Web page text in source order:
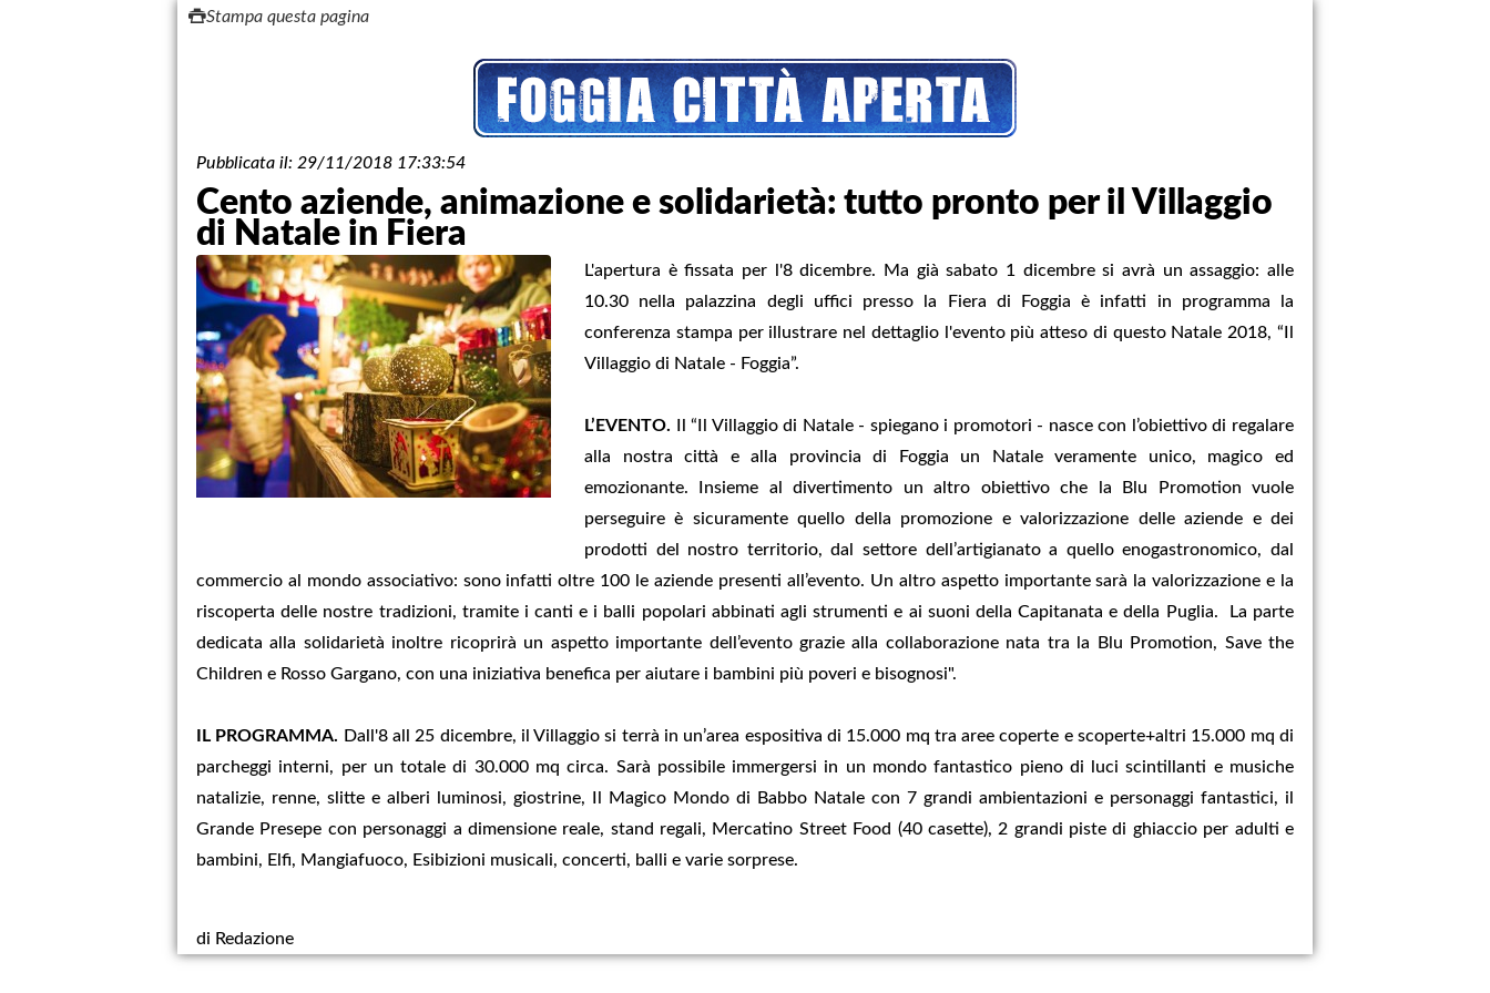
Stampa questa pagina
Pubblicata il: 29/11/2018 17:33:54
Cento aziende, animazione e solidarietà: tutto pronto per il Villaggio
di Natale in Fiera
L'apertura è fissata per l'8 dicembre. Ma già sabato 1 dicembre si avrà un assaggio: alle
10.30 nella palazzina degli uffici presso la Fiera di Foggia è infatti in programma la
conferenza stampa per illustrare nel dettaglio l'evento più atteso di questo Natale 2018, “Il
Villaggio di Natale - Foggia”.
L’EVENTO. Il “Il Villaggio di Natale - spiegano i promotori - nasce con l’obiettivo di regalare
alla nostra città e alla provincia di Foggia un Natale veramente unico, magico ed
emozionante. Insieme al divertimento un altro obiettivo che la Blu Promotion vuole
perseguire è sicuramente quello della promozione e valorizzazione delle aziende e dei
prodotti del nostro territorio, dal settore dell’artigianato a quello enogastronomico, dal
commercio al mondo associativo: sono infatti oltre 100 le aziende presenti all’evento. Un altro aspetto importante sarà la valorizzazione e la
riscoperta delle nostre tradizioni, tramite i canti e i balli popolari abbinati agli strumenti e ai suoni della Capitanata e della Puglia. La parte
dedicata alla solidarietà inoltre ricoprirà un aspetto importante dell’evento grazie alla collaborazione nata tra la Blu Promotion, Save the
Children e Rosso Gargano, con una iniziativa benefica per aiutare i bambini più poveri e bisognosi".
IL PROGRAMMA. Dall'8 all 25 dicembre, il Villaggio si terrà in un’area espositiva di 15.000 mq tra aree coperte e scoperte+altri 15.000 mq di
parcheggi interni, per un totale di 30.000 mq circa. Sarà possibile immergersi in un mondo fantastico pieno di luci scintillanti e musiche
natalizie, renne, slitte e alberi luminosi, giostrine, Il Magico Mondo di Babbo Natale con 7 grandi ambientazioni e personaggi fantastici, il
Grande Presepe con personaggi a dimensione reale, stand regali, Mercatino Street Food (40 casette), 2 grandi piste di ghiaccio per adulti e
bambini, Elfi, Mangiafuoco, Esibizioni musicali, concerti, balli e varie sorprese.
di Redazione